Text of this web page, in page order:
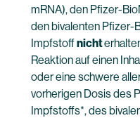
mRNA), den Pfizer-
den bivalenten Pfizer-
Impfstoffnicht
Reaktion auf einen
oder eine schwere
vorherigen Dosis des
Impfstoffs*, des